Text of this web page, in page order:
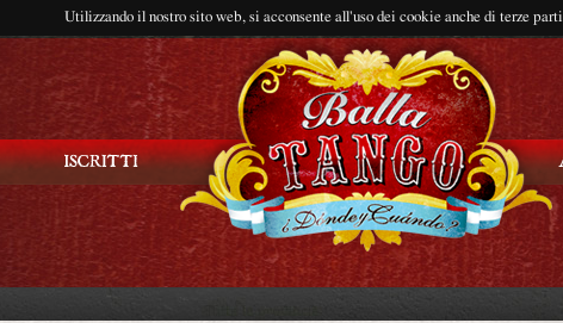
Utilizzando il nostro sito web, si acconsente all'uso dei cookie anche di terze parti